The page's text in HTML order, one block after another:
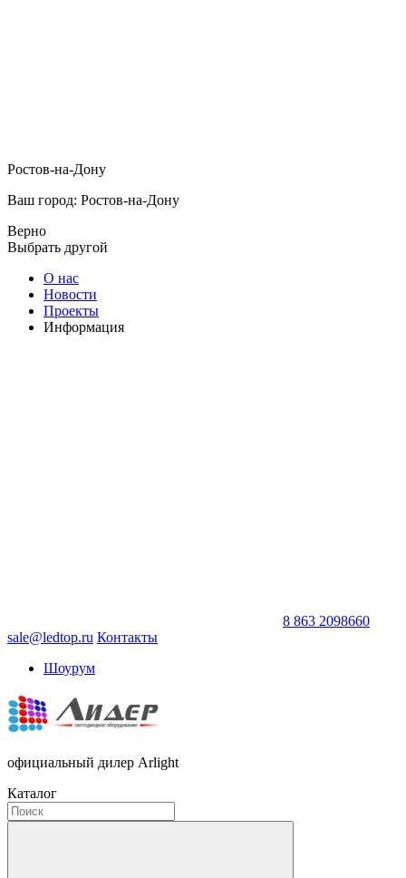
Ростов-на-Дону
Ваш город: Ростов-на-Дону
Верно
Выбрать другой
О нас
Новости
Проекты
Информация
8 863 2098660
sale@ledtop.ru Контакты
Шоурум
официальный дилер Arlight
Каталог